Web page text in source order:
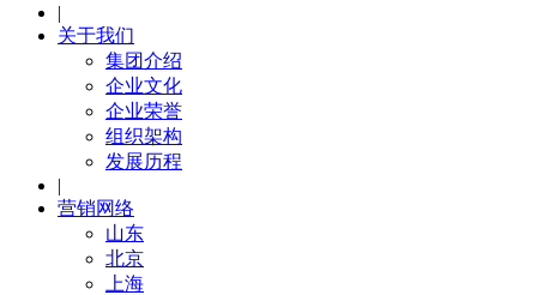
|
关于我们
集团介绍
企业文化
企业荣誉
组织架构
发展历程
|
营销网络
山东
北京
上海